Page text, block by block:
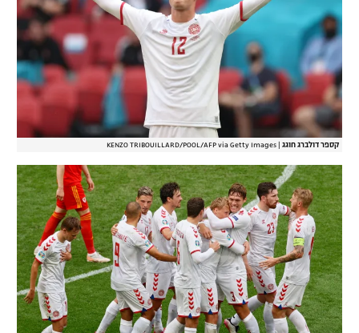
קספר דולברג חוגג KENZO TRIBOUILLARD/POOL/AFP via Getty Images